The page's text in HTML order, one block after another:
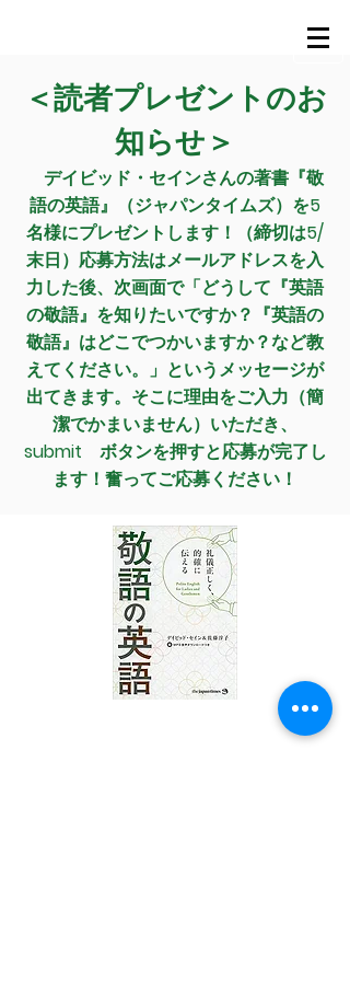
＜読者プレゼントのお
知らせ＞
デイビッド・セインさんの著書『敬
語の英語』（ジャパンタイムズ）を5
名様にプレゼントします！（締切は5/
末日） 応募方法はメールアドレスを入
力した後、次画面で「どうして『英語
の敬語』を知りたいですか？『英語の
敬語』はどこでつかいますか？など教
えてください。」というメッセージが
出てきます。そこに理由をご入力（簡
潔でかまいません）いただき、
submit ボタンを押すと応募が完了し
ます！奮ってご応募ください！